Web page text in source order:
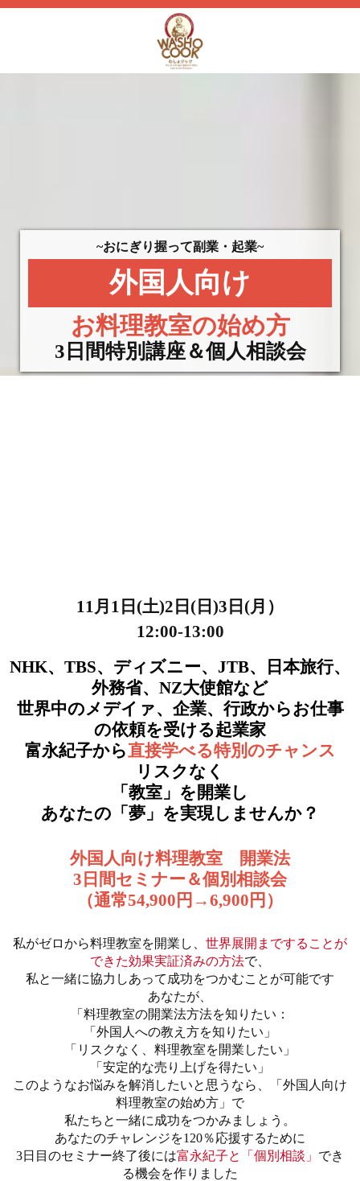
~おにぎり握って副業・起業~
外国人向け
お料理教室の始め方
3日間特別講座＆個人相談会
11月1日(土)2日(日)3日(月）
12:00-13:00
NHK、TBS、ディズニー、JTB、日本旅行、
外務省、NZ大使館など
世界中のメデイァ、企業、行政からお仕事
の依頼を受ける起業家
富永紀子から直接学べる特別のチャンス
リスクなく
「教室」を開業し
あなたの「夢」を実現しませんか？
外国人向け料理教室 開業法
3日間セミナー＆個別相談会
（通常54,900円→6,900円）
私がゼロから料理教室を開業し、 世界展開まですることが
できた効果実証済みの方法で、
私と一緒に協力しあって成功をつかむことが可能です
あなたが、
「料理教室の開業法方法を知りたい：
「外国人への教え方を知りたい」
「リスクなく、料理教室を開業したい」
「安定的な売り上げを得たい」
このようなお悩みを解消したいと思うなら、「外国人向け
料理教室の始め方」で
私たちと一緒に成功をつかみましょう。
あなたのチャレンジを120％応援するために
3日目のセミナー終了後には富永紀子と「個別相談」 でき
る機会を作りました